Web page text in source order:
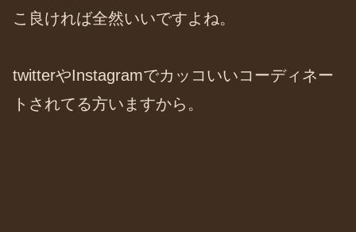
こ良ければ全然いいですよね。
twitterやInstagramでカッコいいコーディネー
トされてる方いますから。